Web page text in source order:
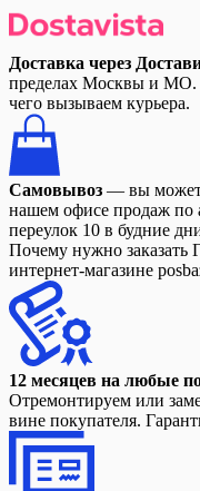
Доставка через
пределах Москвы и МО.
чего вызываем курьера.
Самовывоз — вы можете
нашем офисе продаж по
переулок 10 в будние
Почему нужно
интернет-магазине
12 месяцев на любые
Отремонтируем или
вине покупателя.